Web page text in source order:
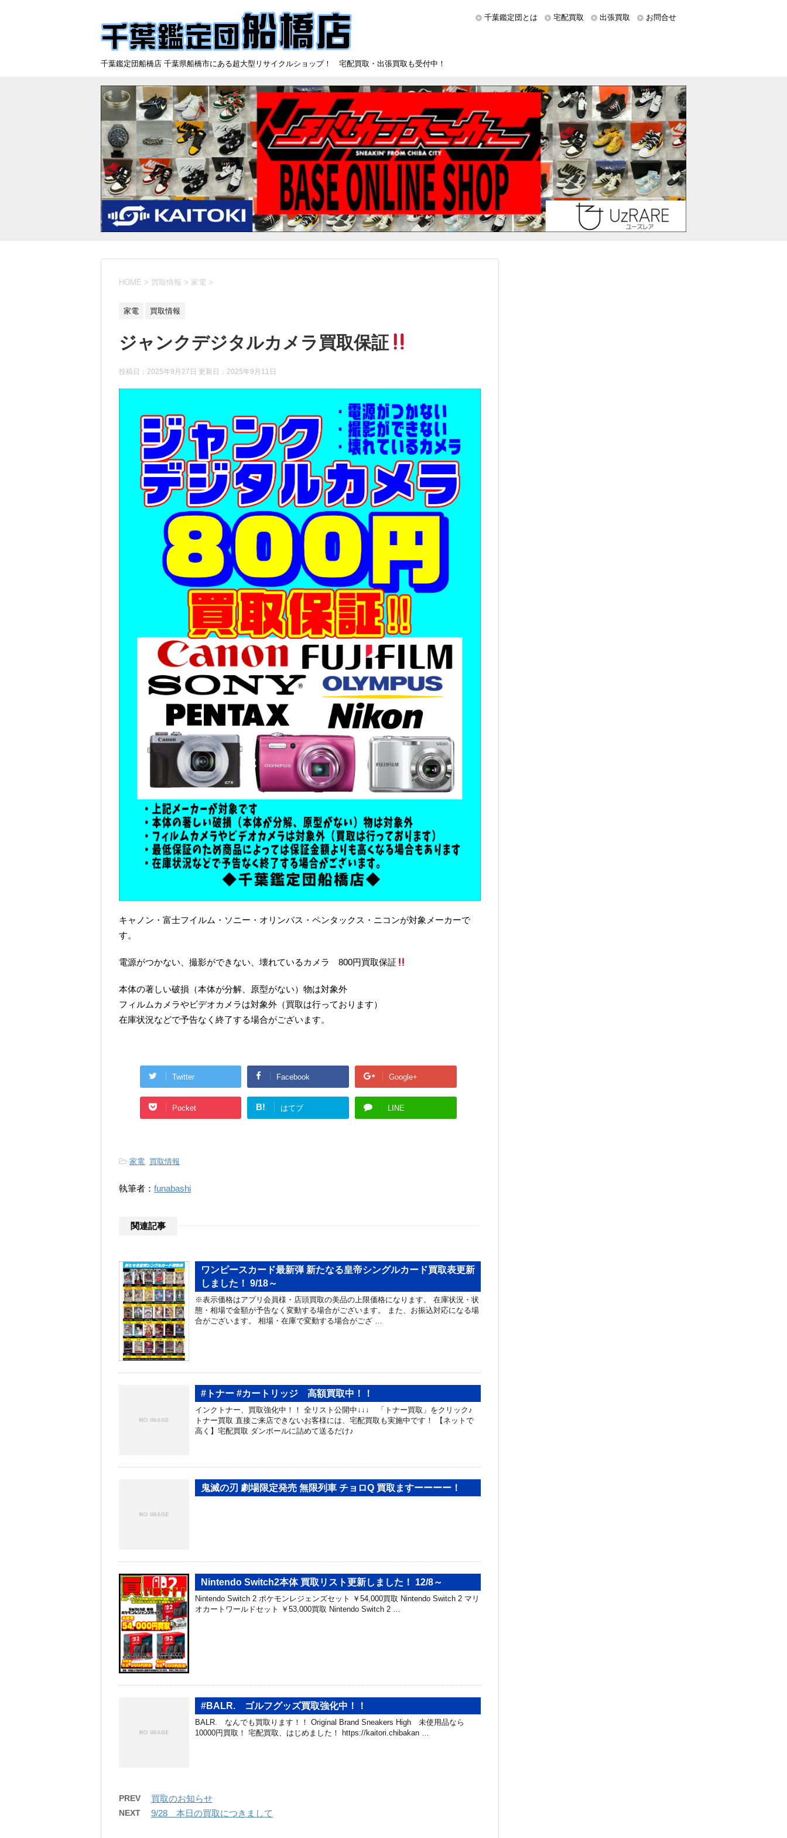
千葉鑑定団船橋店 千葉県船橋市にある超大型リサイクルショップ！ 宅配買取・出張買取も受付中！
千葉鑑定団とは 宅配買取 出張買取 お問合せ
HOME > 買取情報 > 家電 >
家電 買取情報
ジャンクデジタルカメラ買取保証
投稿日：2025年9月27日 更新日： 2025年9月11日
キャノン・富士フイルム・ソニー・オリンパス・ペンタックス・ニコンが対象メーカーで
す。
電源がつかない、撮影ができない、壊れているカメラ 800円買取保証
本体の著しい破損（本体が分解、原型がない）物は対象外
フィルムカメラやビデオカメラは対象外（買取は行っております）
在庫状況などで予告なく終了する場合がございます。
Twitter Facebook Google+
Pocket B! はてブ LINE
-家電, 買取情報
執筆者： funabashi
関連記事
ワンピースカード最新弾 新たなる皇帝シングルカード買取表更新
しました！ 9/18～
※表示価格はアプリ会員様・店頭買取の美品の上限価格になります。 在庫状況・状
態・相場で金額が予告なく変動する場合がございます。 また、お振込対応になる場
合がございます。 相場・在庫で変動する場合がござ …
#トナー #カートリッジ 高額買取中！！
インクトナー、買取強化中！！ 全リスト公開中↓↓↓ 「トナー買取」をクリック♪
トナー買取 直接ご来店できないお客様には、宅配買取も実施中です！ 【ネットで
高く】宅配買取 ダンボールに詰めて送るだけ♪
鬼滅の刃 劇場限定発売 無限列車 チョロQ 買取ますーーーー！
Nintendo Switch2本体 買取リスト更新しました！ 12/8～
Nintendo Switch 2 ポケモンレジェンズセット ￥54,000買取 Nintendo Switch 2 マリ
オカートワールドセット ￥53,000買取 Nintendo Switch 2 …
#BALR. ゴルフグッズ買取強化中！！
BALR. なんでも買取ります！！ Original Brand Sneakers High 未使用品なら
10000円買取！ 宅配買取、はじめました！ https://kaitori.chibakan …
PREV 買取のお知らせ
NEXT 9/28 本日の買取につきまして